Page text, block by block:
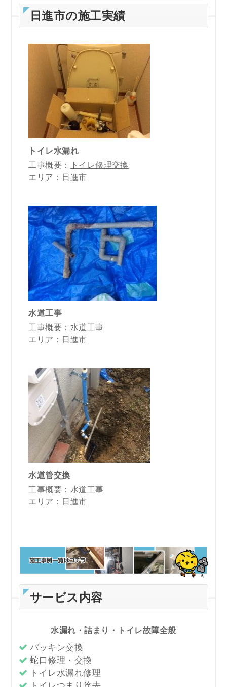
日進市の施工実績
トイレ水漏れ
工事概要：
トイレ修理交換
エリア：
日進市
水道工事
工事概要： 水道工事
エリア： 日進市
水道管交換
工事概要： 水道工事
エリア： 日進市
サービス内容
水漏れ・詰まり・トイレ故障全般
パッキン交換
蛇口修理・交換
トイレ水漏れ修理
トイレつまり除去